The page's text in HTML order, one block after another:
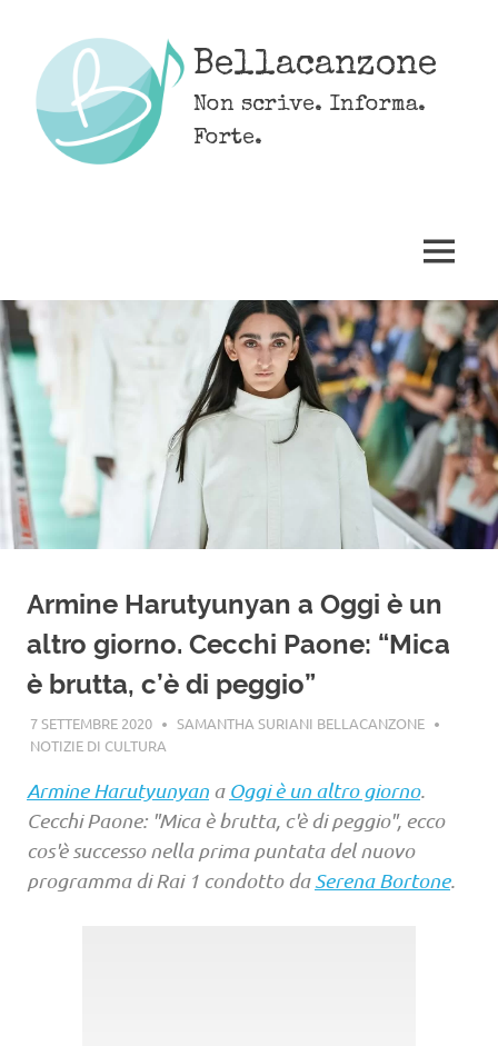
content
Bellacanzone
Non scrive. Informa.
Forte.
MENU
Armine Harutyunyan a Oggi è un
altro giorno. Cecchi Paone: “Mica
è brutta, c’è di peggio”
7 SETTEMBRE 2020
SAMANTHA SURIANI BELLACANZONE
NOTIZIE DI CULTURA
Armine Harutyunyan a Oggi è un altro giorno.
Cecchi Paone: "Mica è brutta, c'è di peggio", ecco
cos'è successo nella prima puntata del nuovo
programma di Rai 1 condotto daSerena Bortone.